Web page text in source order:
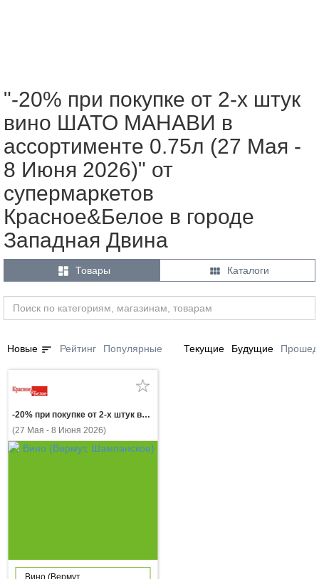
"-20% при покупке от 2-х штук
вино ШАТО МАНАВИ в
ассортименте 0.75л (27 Мая -
8 Июня 2026)" от
супермаркетов
Красное&Белое в городе
Западная Двина
 Товары  Каталоги
Новые sort Рейтинг Популярные Текущие Будущие
-20% при покупке от 2-х штук вино ШАТО МАНАВИ в ассортименте 0.75л
(27 Мая - 8 Июня 2026)